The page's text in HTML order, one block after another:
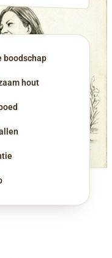
boodschap
hout